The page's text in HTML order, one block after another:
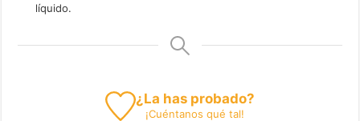
líquido.
¿La has probado?
¡Cuéntanos qué tal!